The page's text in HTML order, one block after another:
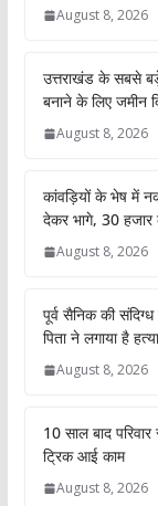
August 8, 2026
उत्तराखंड के सबसे
बनाने के लिए जमीन
August 8, 2026
कांवड़ियों के भेष में
देकर भागे, 30
August 8, 2026
पूर्व सैनिक की
पिता ने लगाया है
August 8, 2026
10 साल बाद
ट्रिक आई काम
August 8, 2026